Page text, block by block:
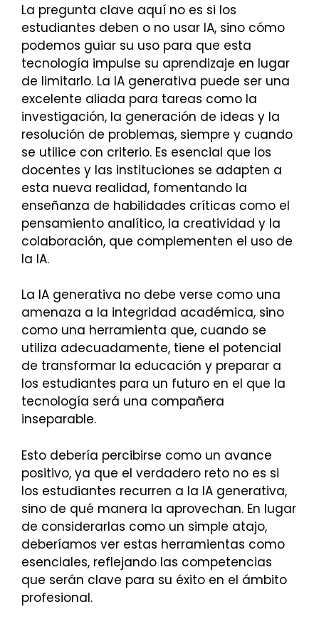
La pregunta clave aquí no es si los
estudiantes deben o no usar IA, sino cómo
podemos guiar su uso para que esta
tecnología impulse su aprendizaje en lugar
de limitarlo. La IA generativa puede ser una
excelente aliada para tareas como la
investigación, la generación de ideas y la
resolución de problemas, siempre y cuando
se utilice con criterio. Es esencial que los
docentes y las instituciones se adapten a
esta nueva realidad, fomentando la
enseñanza de habilidades críticas como el
pensamiento analítico, la creatividad y la
colaboración, que complementen el uso de
la IA.
La IA generativa no debe verse como una
amenaza a la integridad académica, sino
como una herramienta que, cuando se
utiliza adecuadamente, tiene el potencial
de transformar la educación y preparar a
los estudiantes para un futuro en el que la
tecnología será una compañera
inseparable.
Esto debería percibirse como un avance
positivo, ya que el verdadero reto no es si
los estudiantes recurren a la IA generativa,
sino de qué manera la aprovechan. En lugar
de considerarlas como un simple atajo,
deberíamos ver estas herramientas como
esenciales, reflejando las competencias
que serán clave para su éxito en el ámbito
profesional.